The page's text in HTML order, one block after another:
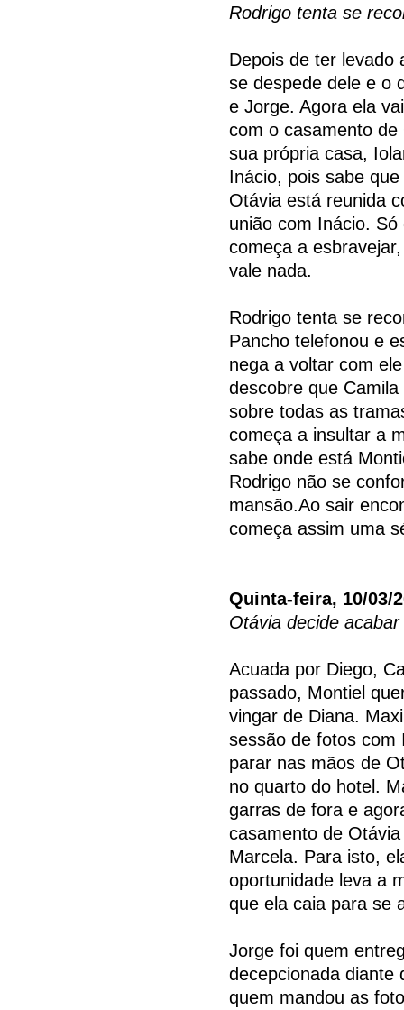
Rodrigo tenta se
Depois de ter levado
se despede dele e o
e Jorge. Agora ela
com o casamento
sua própria casa,
Inácio, pois sabe
Otávia está reunida
união com Inácio.
começa a
vale nada.
Rodrigo tenta se
Pancho telefonou e
nega a voltar com
descobre que
sobre todas as
começa a insultar a
sabe onde está
Rodrigo não se
mansão.Ao sair
começa assim uma
Quinta-feira, 10/03/
Otávia decide
Acuada por Diego,
passado, Montiel
vingar de Diana.
sessão de fotos com
parar nas mãos de
no quarto do hotel.
garras de fora e
casamento de
Marcela. Para isto,
oportunidade leva a
que ela caia para se
Jorge foi quem
decepcionada diante
quem mandou as